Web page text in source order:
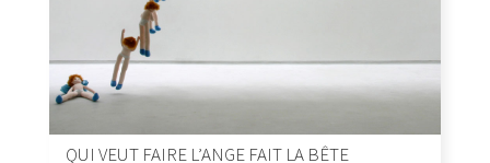
QUI VEUT FAIRE L’ANGE FAIT LA BÊTE